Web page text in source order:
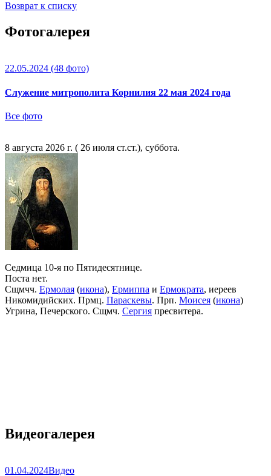
Возврат к списку
Фотогалерея
22.05.2024 (48 фото)
Служение митрополита Корнилия 22 мая 2024 года
Все фото
8 августа 2026 г. ( 26 июля ст.ст.), суббота.
Седмица 10-я по Пятидесятнице.
Поста нет.
Сщмчч. Ермолая (икона), Ермиппа и Ермократа, иереев
Никомидийских. Прмц. Параскевы. Прп. Моисея (икона)
Угрина, Печерского. Сщмч. Сергия пресвитера.
Видеогалерея
01.04.2024Видео